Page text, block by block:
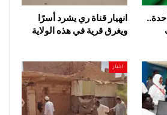
انهيار قناة ري يشرد أسرًا
ويغرق قرية في هذه الولاية
اخبار